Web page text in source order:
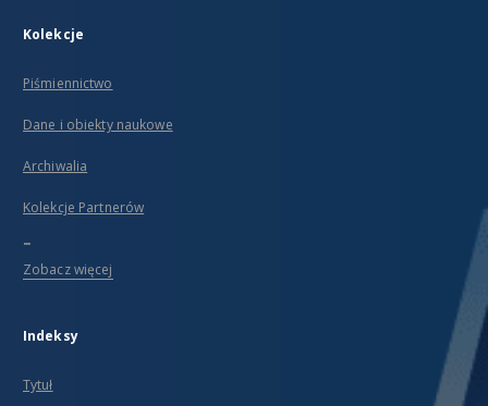
Kolekcje
Piśmiennictwo
Dane i obiekty naukowe
Archiwalia
Kolekcje Partnerów
...
Zobacz więcej
Indeksy
Tytuł